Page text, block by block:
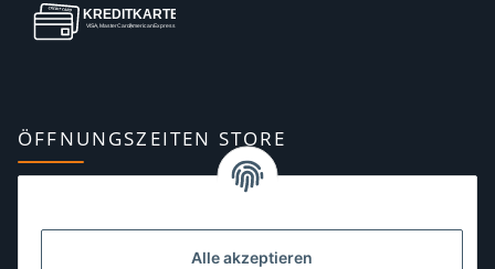
Alle akzeptieren
ÖFFNUNGSZEITEN STORE
10:00–13:00, 14:00–18:00 Uhr
Dienstag:10:00–13:00, 14:00–16:00 Uhr